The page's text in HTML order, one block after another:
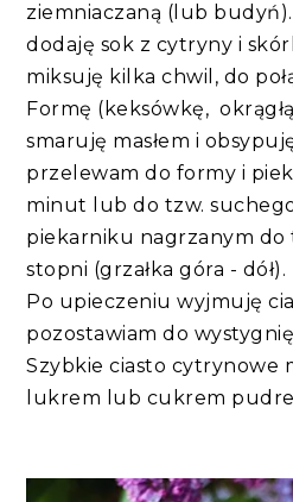
ziemniaczaną (lub
dodaję sok z cytryny i
miksuję kilka chwil, do
Formę (keksówkę,
smaruję masłem i
przelewam do formy i
minut lub do tzw.
piekarniku nagrzanym do
stopni (grzałka góra - dół).
Po upieczeniu wyjmuję
pozostawiam do
Szybkie ciasto cytrynowe
lukrem lub cukrem